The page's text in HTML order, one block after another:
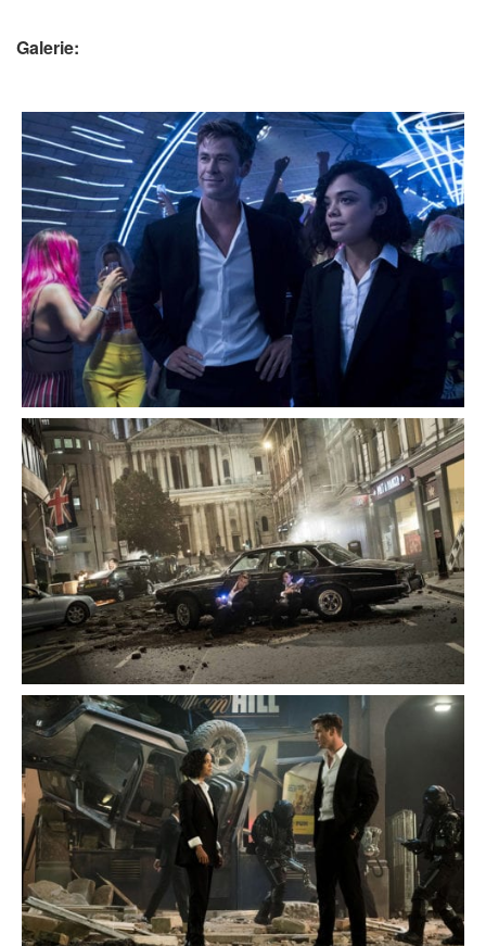
Galerie: